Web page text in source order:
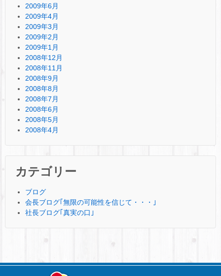
2009年6月
2009年4月
2009年3月
2009年2月
2009年1月
2008年12月
2008年11月
2008年9月
2008年8月
2008年7月
2008年6月
2008年5月
2008年4月
カテゴリー
ブログ
会長ブログ｢無限の可能性を信じて・・・｣
社長ブログ｢真実の口｣